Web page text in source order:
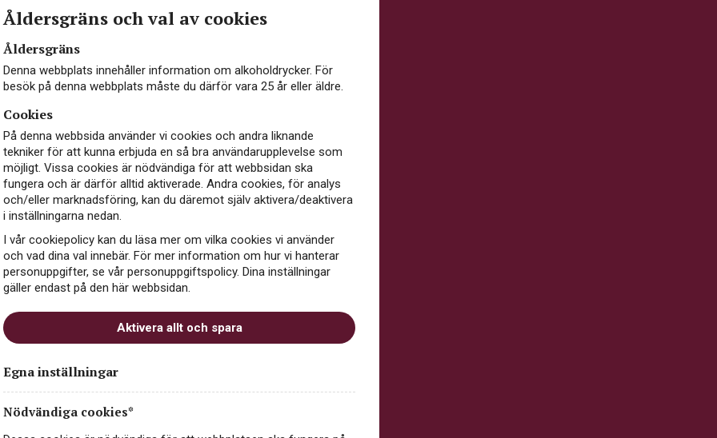
Åldersgräns och val av cookies
Åldersgräns
Denna webbplats innehåller information om alkoholdrycker. För
besök på denna webbplats måste du därför vara 25 år eller äldre.
Cookies
På denna webbsida använder vi cookies och andra liknande
tekniker för att kunna erbjuda en så bra användarupplevelse som
möjligt. Vissa cookies är nödvändiga för att webbsidan ska
fungera och är därför alltid aktiverade. Andra cookies, för analys
och/eller marknadsföring, kan du däremot själv aktivera/deaktivera
i inställningarna nedan.
I vår cookiepolicy kan du läsa mer om vilka cookies vi använder
och vad dina val innebär. För mer information om hur vi hanterar
personuppgifter, se vår personuppgiftspolicy. Dina inställningar
gäller endast på den här webbsidan.
Aktivera allt och spara
Egna inställningar
Nödvändiga cookies*